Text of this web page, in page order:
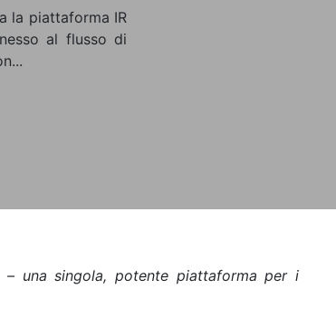
la piattaforma IR
al flusso di
una singola, potente piattaforma per i